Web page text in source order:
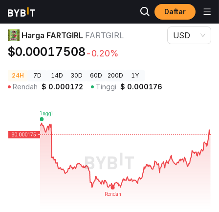
Daftar
Harga Kripto
Harga FARTGIRL FARTGIRL
$0.00017508-0.20%
USD
24H 7D 14D 30D 60D 200D 1Y
Rendah $ 0.000172 Tinggi $ 0.000176